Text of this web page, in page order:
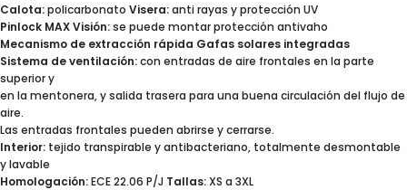
Calota:policarbonato Visera:anti rayas y protección UV
Pinlock MAX Visión:se puede montar protección antivaho
Mecanismo de extracción rápida Gafas solares integradas
Sistema de ventilación:con entradas de aire frontales en la parte
superior y
en la mentonera, y salida trasera para una buena circulación del flujo de
aire.
Las entradas frontales pueden abrirse y cerrarse.
Interior: tejido transpirable y antibacteriano, totalmente desmontable
y lavable
Homologación:ECE 22.06 P/J Tallas:XS a 3XL